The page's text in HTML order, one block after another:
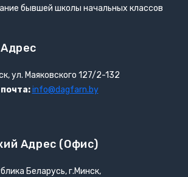
бывшей школы начальных классов
ул. Маяковского 127/2-132
info@dagfarn.by
Адрес (офис)
Беларусь, г.Минск,